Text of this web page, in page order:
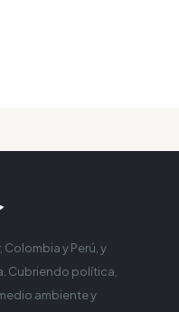
y Perú, y
Cubriendo política,
ambiente y